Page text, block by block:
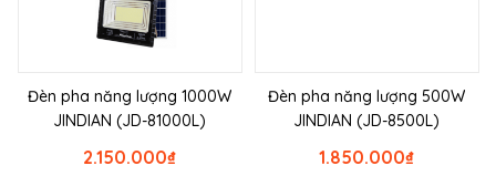
Đèn pha năng lượng 1000W
JINDIAN (JD-81000L)
₫
2.150.000
Đèn pha năng lượng 500W
JINDIAN (JD-8500L)
₫
1.850.000